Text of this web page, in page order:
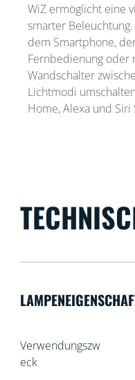
WiZ ermöglicht eine
smarter
dem Smartphone,
Fernbedienung oder
Wandschalter
Lichtmodi
Home, Alexa und Siri
Verwendungszw
eck